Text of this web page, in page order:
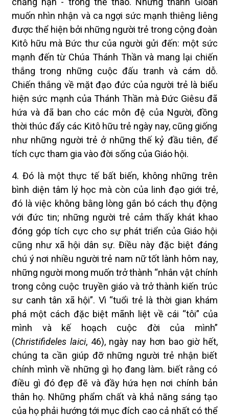
muốn nhìn nhận và ca ngợi sức mạnh thiêng liêng
được thể hiện bởi những người trẻ trong cộng đoàn
Kitô hữu mà Bức thư của người gửi đến: một sức
mạnh đến từ Chúa Thánh Thần và mang lại chiến
thắng trong những cuộc đấu tranh và cám dỗ.
Chiến thắng về mặt đạo đức của người trẻ là biểu
hiện sức mạnh của Thánh Thần mà Đức Giêsu đã
hứa và đã ban cho các môn đệ của Người, đồng
thời thúc đẩy các Kitô hữu trẻ ngày nay, cũng giống
như những người trẻ ở những thế kỷ đầu tiên, để
tích cực tham gia vào đời sống của Giáo hội.
4. Đó là một thực tế bất biến, không những trên
bình diện tâm lý học mà còn của linh đạo giới trẻ,
đó là việc không bằng lòng gắn bó cách thụ động
với đức tin; những người trẻ cảm thấy khát khao
đóng góp tích cực cho sự phát triển của Giáo hội
cũng như xã hội dân sự. Điều này đặc biệt đáng
chú ý nơi nhiều người trẻ nam nữ tốt lành hôm nay,
những người mong muốn trở thành “nhân vật chính
trong công cuộc truyền giáo và trở thành kiến trúc
sư canh tân xã hội”. Vì “tuổi trẻ là thời gian khám
phá một cách đặc biệt mãnh liệt về cái “tôi” của
mình và kế hoạch cuộc đời của mình”
(Christifideles laici, 46), ngày nay hơn bao giờ hết,
chúng ta cần giúp đỡ những người trẻ nhận biết
chính mình về những gì họ đang làm. biết rằng có
điều gì đó đẹp đẽ và đầy hứa hẹn nơi chính bản
thân họ. Những phẩm chất và khả năng sáng tạo
của họ phải hướng tới mục đích cao cả nhất có thể